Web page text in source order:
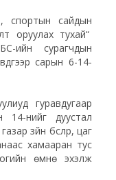
спортын сайдын
оруулах тухай“
ийн сурагчдын
сарын 6-14-
гуравдугаар
14-нийг дуустал
зүйн бүслүүр, цаг
хамааран тус
өмнө эхэлж